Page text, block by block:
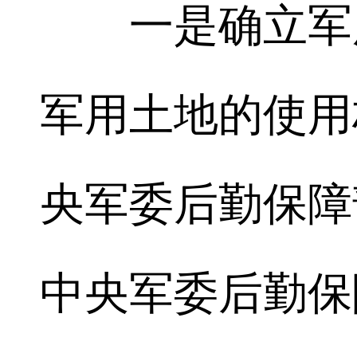
一是确立军
军用土地的使
央军委后勤保
中央军委后勤